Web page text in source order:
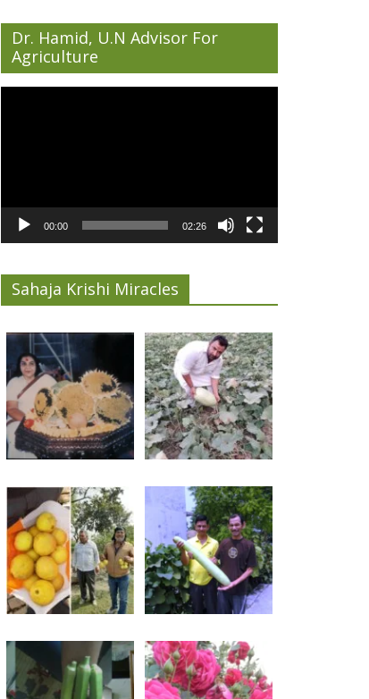
Dr. Hamid, U.N Advisor For
Agriculture
00:00 02:26
Sahaja Krishi Miracles